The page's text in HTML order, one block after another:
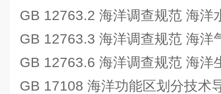
GB 12763.2 海洋调查规范 海洋
GB 12763.3 海洋调查规范 海洋
GB 12763.6 海洋调查规范 海洋
GB 17108 海洋功能区划分技术